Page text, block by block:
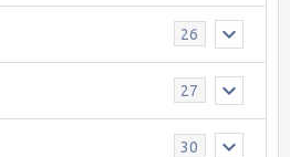
26
27
30